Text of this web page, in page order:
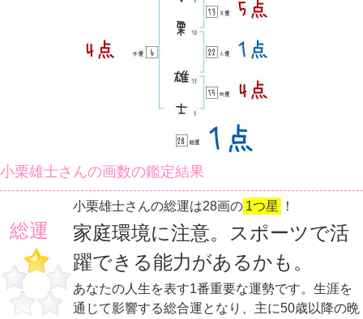
小栗雄士さんの画数の鑑定結果
総運
小栗雄士さんの総運は28画の 1つ星 ！
家庭環境に注意。スポーツで活
躍できる能力があるかも。
あなたの人生を表す1番重要な運勢です。生涯を
通じて影響する総合運となり、主に50歳以降の晩